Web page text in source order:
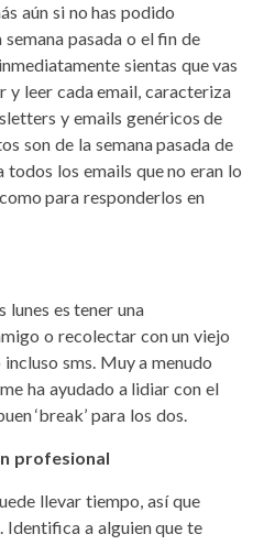
aún si no has podido
pasada o el fin de
sientas que vas
y leer cada email, caracteriza
y emails genéricos de
son de la semana pasada de
los emails que no eran lo
para responderlos en
lunes es tener una
o recolectar con un viejo
sms. Muy a menudo
ha ayudado a lidiar con el
‘break’ para los dos.
profesional
llevar tiempo, así que
Identifica a alguien que te